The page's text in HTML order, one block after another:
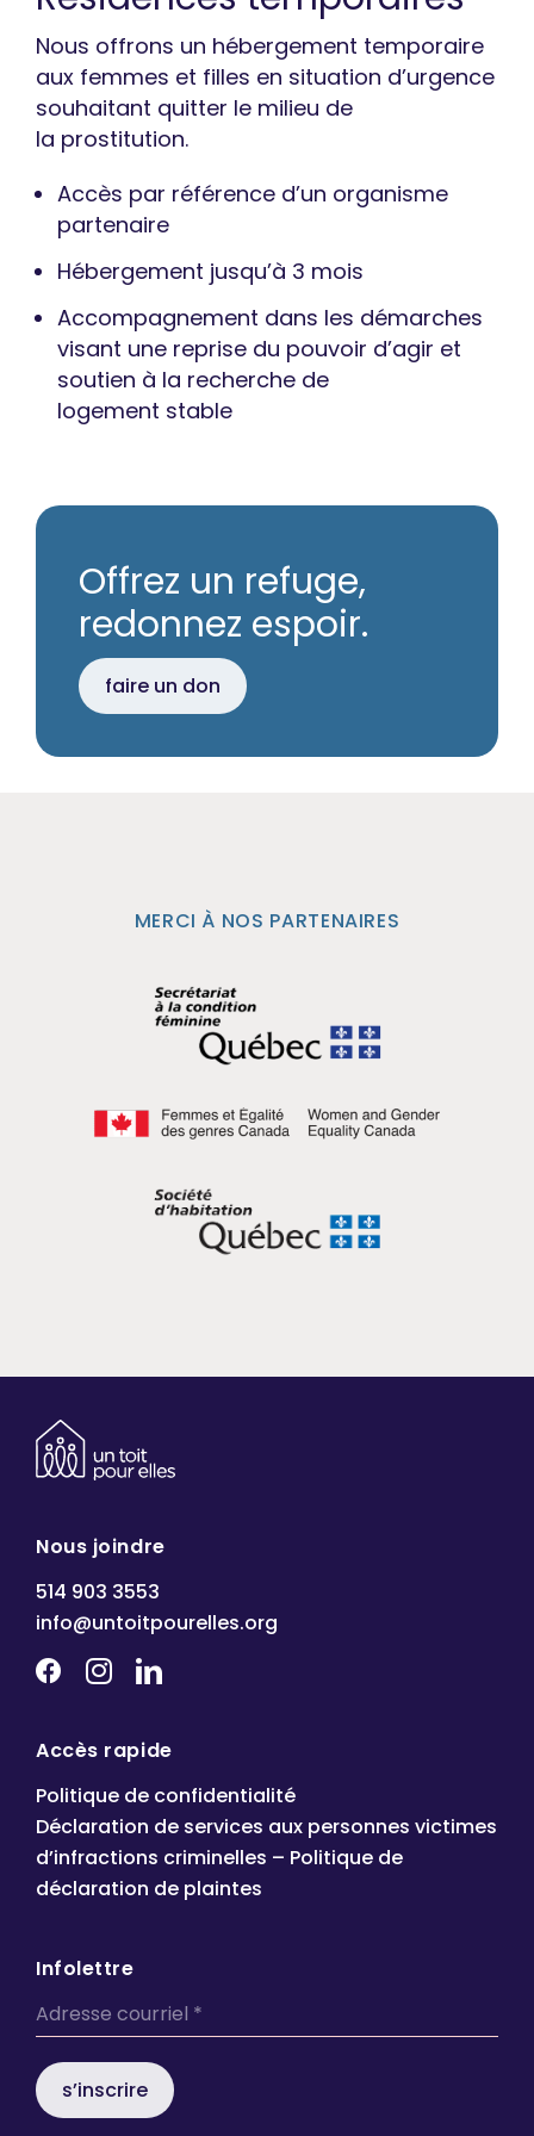
Nous offrons un hébergement temporaire
aux femmes et filles en situation d’urgence
souhaitant quitter le milieu de
la prostitution.
Accès par référence d’un organisme
partenaire
Hébergement jusqu’à 3 mois
Accompagnement dans les démarches
visant une reprise du pouvoir d’agir et
soutien à la recherche de
logement stable
Offrez un refuge,
redonnez espoir.
faire un don
MERCI À NOS PARTENAIRES
Nous joindre
514 903 3553
info@untoitpourelles.org
Accès rapide
Politique de confidentialité
Déclaration de services aux personnes victimes
d’infractions criminelles – Politique de
déclaration de plaintes
Infolettre
s’inscrire